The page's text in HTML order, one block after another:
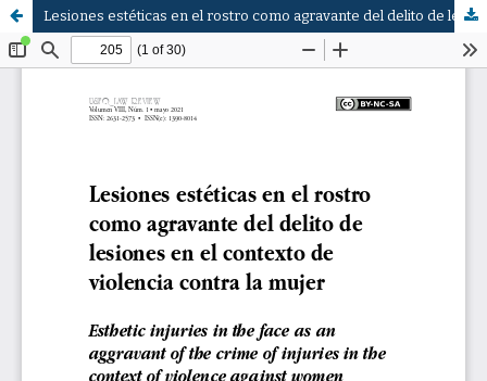
Lesiones estéticas en el rostro como agravante del delito de lesiones en el contexto de violencia contra la mujer